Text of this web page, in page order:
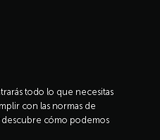
todo lo que necesitas
con las normas de
descubre cómo podemos